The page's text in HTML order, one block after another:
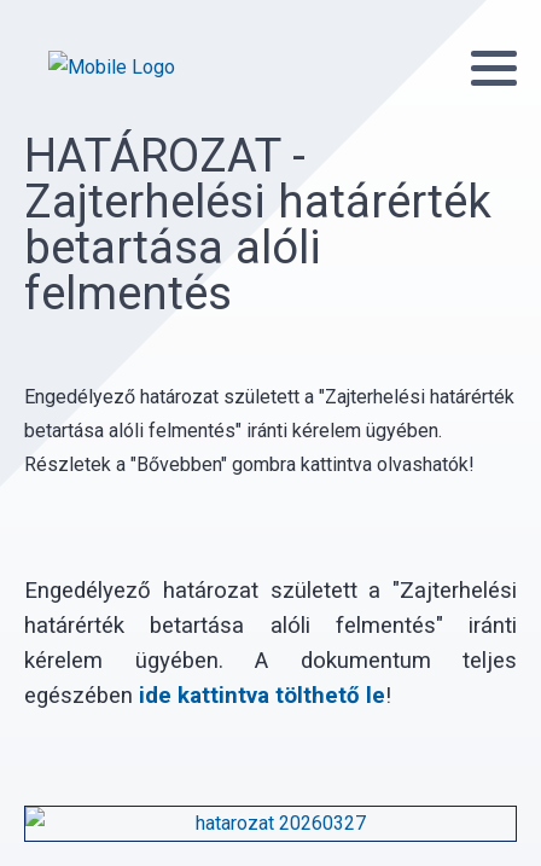
HATÁROZAT -
Zajterhelési határérték
betartása alóli
felmentés
Engedélyező határozat született a "Zajterhelési határérték
betartása alóli felmentés" iránti kérelem ügyében.
Részletek a "Bővebben" gombra kattintva olvashatók!
Engedélyező határozat született a "Zajterhelési
határérték betartása alóli felmentés" iránti
kérelem ügyében. A dokumentum teljes
egészében ide kattintva tölthető le!